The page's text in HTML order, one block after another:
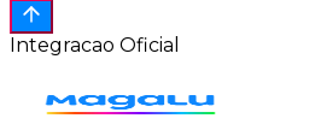
Integracao Oficial